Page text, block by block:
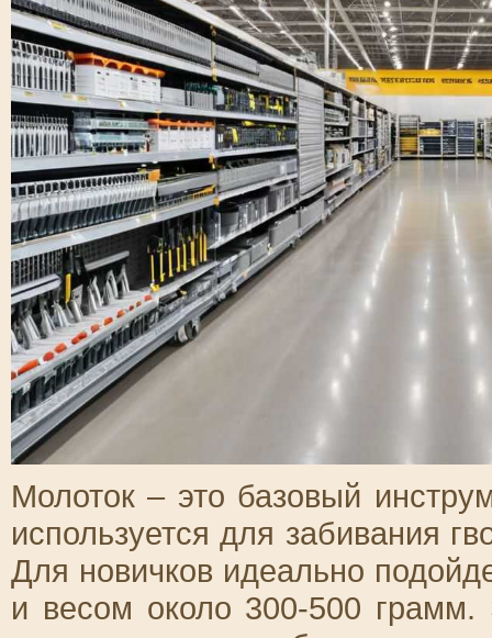
Молоток – это базовый
используется для забивания
Для новичков идеально
и весом около 300-500 грамм.